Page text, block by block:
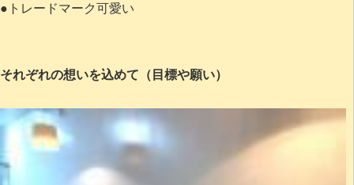
●トレードマーク可愛い
それぞれの想いを込めて（目標や願い）